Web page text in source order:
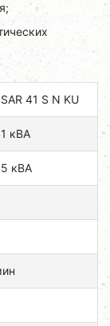
41 S N KU
кВА
кВА